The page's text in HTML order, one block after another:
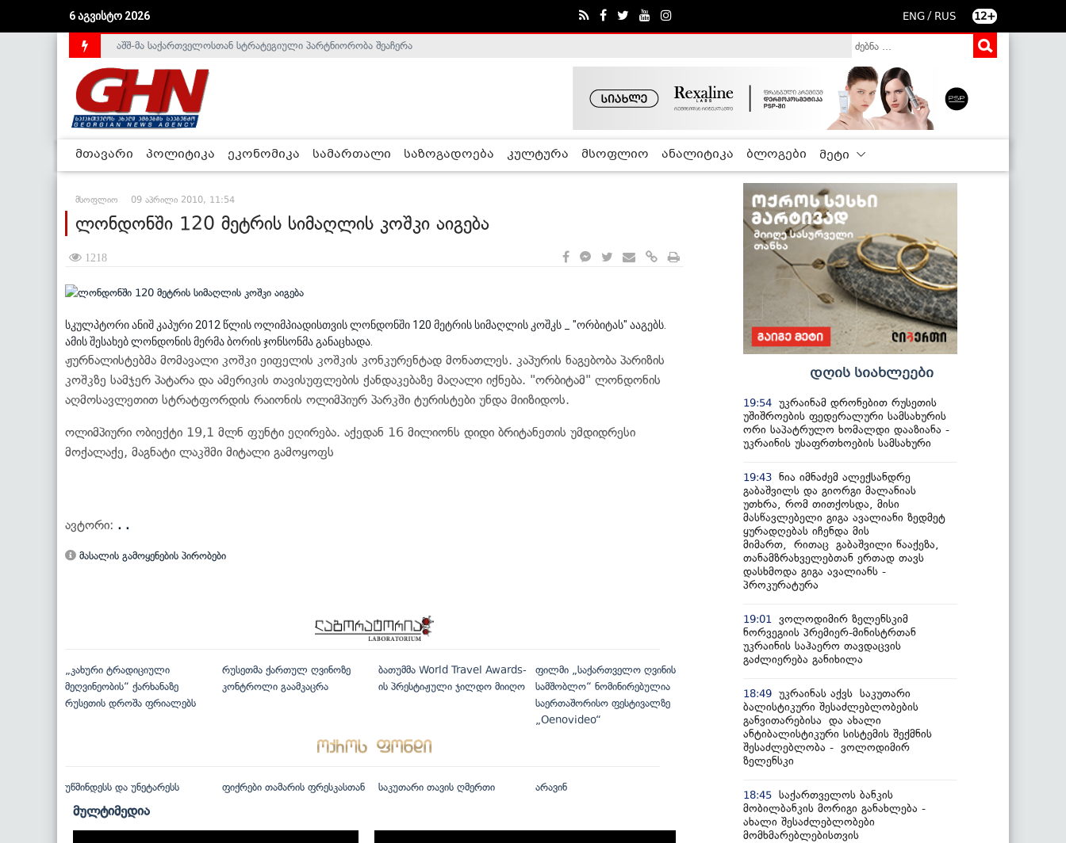
6 აგვისტო 2026 ENG / RUS 12+
საქართველოს დე-ფაქტო მთავრობა არალეგიტიმურია - ჰელსინკის კომისია
აშშ-მა საქართველოსთან სტრატეგიული პარტნიორობა შეაჩერა
მთავარი პოლიტიკა ეკონომიკა სამართალი საზოგადოება კულტურა მსოფლიო ანალიტიკა ბლოგები მეტი
მსოფლიო 09 აპრილი 2010, 11:54
ლონდონში 120 მეტრის სიმაღლის კოშკი აიგება
1218
სკულპტორი ანიშ კაპური 2012 წლის ოლიმპიადისთვის ლონდონში 120 მეტრის სიმაღლის კოშკს _ "ორბიტას" ააგებს.
ამის შესახებ ლონდონის მერმა ბორის ჯონსონმა განაცხადა.
ჟურნალისტებმა მომავალი კოშკი ეიფელის კოშკის კონკურენტად მონათლეს. კაპურის ნაგებობა პარიზის
კოშკზე სამჯერ პატარა და ამერიკის თავისუფლების ქანდაკებაზე მაღალი იქნება. "ორბიტამ" ლონდონის
აღმოსავლეთით სტრატფორდის რაიონის ოლიმპიურ პარკში ტურისტები უნდა მიიზიდოს.
ოლიმპიური ობიექტი 19,1 მლნ ფუნტი ეღირება. აქედან 16 მილიონს დიდი ბრიტანეთის უმდიდრესი
მოქალაქე, მაგნატი ლაკშმი მიტალი გამოყოფს
ავტორი: . .
მასალის გამოყენების პირობები
„კახური ტრადიციული
მეღვინეობის“ ქარხანაზე
რუსეთის დროშა ფრიალებს
რუსეთმა ქართულ ღვინოზე
კონტროლი გაამკაცრა
ბათუმმა World Travel Awards-
ის პრესტიჟული ჯილდო მიიღო
ფილმი „საქართველო ღვინის
სამშობლო“ ნომინირებულია
საერთაშორისო ფესტივალზე
„Oenovideo“
უწმინდესს და უნეტარესს ფიქრები თამარის ფრესკასთან საკუთარი თავის ღმერთი არავინ
მულტიმედია
დღის სიახლეები
19:54 უკრაინამ დრონებით რუსეთის
უშიშროების ფედერალური სამსახურის
ორი საპატრულო ხომალდი დააზიანა -
უკრაინის უსაფრთხოების სამსახური
19:43 ნია იმნაძემ ალექსანდრე
გაბაშვილს და გიორგი მალანიას
უთხრა, რომ თითქოსდა, მისი
მასწავლებელი გიგა ავალიანი ზედმეტ
ყურადღებას იჩენდა მის
მიმართ, რითაც გაბაშვილი წააქეზა,
თანამზრახველებთან ერთად თავს
დასხმოდა გიგა ავალიანს -
პროკურატურა
19:01
ვოლოდიმირ ზელენსკიმ
ნორვეგიის პრემიერ-მინისტრთან
უკრაინის საჰაერო თავდაცვის
გაძლიერება განიხილა
18:49 უკრაინას აქვს საკუთარი
ბალისტიკური შესაძლებლობების
განვითარებისა და ახალი
ანტიბალისტიკური სისტემის შექმნის
შესაძლებლობა - ვოლოდიმირ
ზელენსკი
18:45 საქართველოს ბანკის
მობილბანკის მორიგი განახლება -
ახალი შესაძლებლობები
მომხმარებლებისთვის